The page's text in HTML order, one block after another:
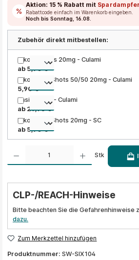
Aktion: 15 % Rabatt mit
Rabattcode einfach im Warenkorb eingeben.
Noch bis Sonntag, 16.08.
Zubehör direkt mitbestellen:
Nikotin Shots 20mg - Culami
ab 5,90 €
Nikotinsalz Shots 50/50 20mg - Culami
5,90 €
Basis Liquid - Culami
ab 29,95 €
Nikotinsalz Shots 20mg - SC
ab 5,90 €
Produkt Anzahl: Gib den gewünschten Wert ein oder
Stk
CLP-/REACH-Hinweise
Bitte beachten Sie die Gefahrenhinweise
dazu.
Zum Merkzettel hinzufügen
Produktnummer: SW-SIX104